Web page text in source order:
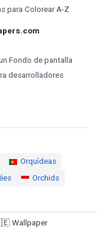
para Colorear A-Z
Fondo de pantalla
desarrolladores
Orquídeas
Orchids
Wallpaper